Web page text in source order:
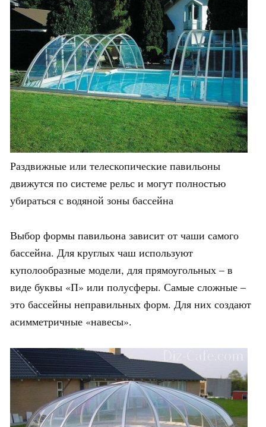
Раздвижные или телескопические павильоны
движутся по системе рельс и могут полностью
убираться с водяной зоны бассейна
Выбор формы павильона зависит от чаши самого
бассейна. Для круглых чаш используют
куполообразные модели, для прямоугольных – в
виде буквы «П» или полусферы. Самые сложные –
это бассейны неправильных форм. Для них создают
асимметричные «навесы».